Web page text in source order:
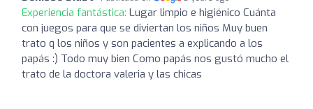
Experiencia fantástica: Lugar limpio e higiénico Cuánta
con juegos para que se diviertan los niños Muy buen
trato q los niños y son pacientes a explicando a los
papás :) Todo muy bien Como papás nos gustó mucho el
trato de la doctora valeria y las chicas